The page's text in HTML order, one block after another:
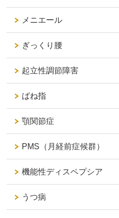
メニエール
ぎっくり腰
起立性調節障害
ばね指
顎関節症
PMS（月経前症候群）
機能性ディスペプシア
うつ病